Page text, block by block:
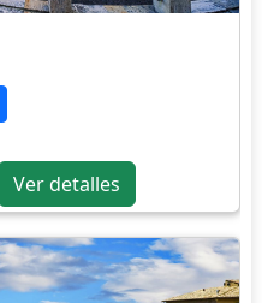
Ver detalles